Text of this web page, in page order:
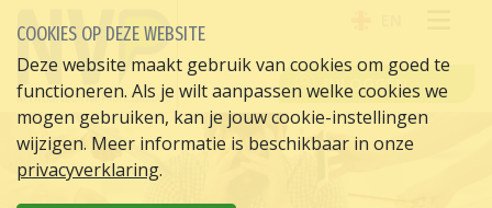
INLOGGEN
COOKIES OP DEZE WEBSITE
Deze website maakt gebruik van cookies om goed te
functioneren. Als je wilt aanpassen welke cookies we
mogen gebruiken, kan je jouw cookie-instellingen
wijzigen. Meer informatie is beschikbaar in onze
privacyverklaring.